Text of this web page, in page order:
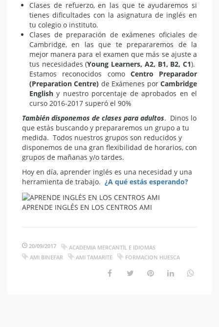
Clases de refuerzo, en las que te ayudaremos si
tienes dificultades con la asignatura de inglés en
tu colegio o instituto.
Clases de preparación de exámenes oficiales de
Cambridge, en las que te prepararemos de la
mejor manera para el examen que más se ajuste a
tus necesidades (Young Learners, A2, B1, B2, C1).
Estamos reconocidos como Centro Preparador
(Preparation Centre) de Exámenes porCambridge
English y nuestro porcentaje de aprobados en el
curso 2016-2017 superó el 90%
También disponemos de clases para adultos. Dinos lo
que estás buscando y prepararemos un grupo a tu
medida. Todos nuestros grupos son reducidos y
disponemos de una gran flexibilidad de horarios, con
grupos de mañanas y/o tardes.
Hoy en día, aprender inglés es una necesidad y una
herramienta de trabajo. ¿A qué estás esperando?
APRENDE INGLÉS EN LOS CENTROS AMI
20/09/2017
ACADEMIA MERCANTIL E IDIOMAS
AMI BINEFAR
AMI TAMARITE FORMACION HUESCA